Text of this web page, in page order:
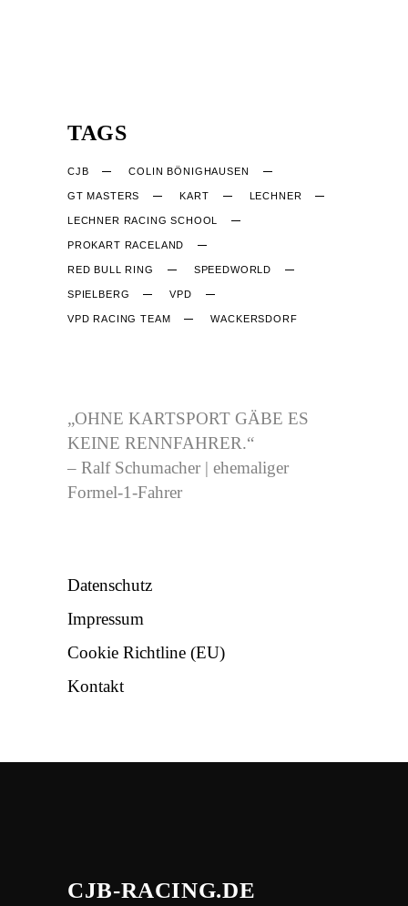
TAGS
CJB COLIN BÖNIGHAUSEN
GT MASTERS KART LECHNER
LECHNER RACING SCHOOL
PROKART RACELAND
RED BULL RING SPEEDWORLD
SPIELBERG VPD
VPD RACING TEAM WACKERSDORF
„OHNE KARTSPORT GÄBE ES
KEINE RENNFAHRER.“
– Ralf Schumacher | ehemaliger
Formel-1-Fahrer
Datenschutz
Impressum
Cookie Richtline (EU)
Kontakt
CJB-RACING.DE